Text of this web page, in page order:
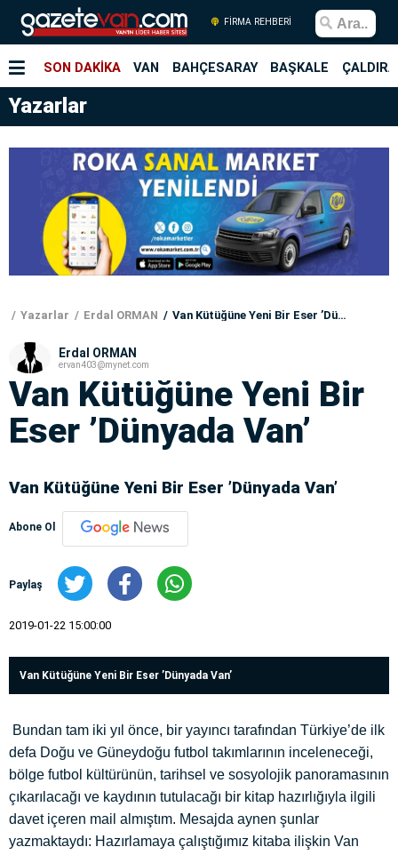
FİRMA REHBERİ
SON DAKİKA VAN BAHÇESARAY BAŞKALE
Yazarlar
Yazarlar Erdal ORMAN Van Kütüğüne Yeni Bir Eser ’Dünyada Van’
Erdal ORMAN
ervan403@mynet.com
Van Kütüğüne Yeni Bir
Eser ’Dünyada Van’
Van Kütüğüne Yeni Bir Eser ’Dünyada Van’
Abone Ol
Paylaş
2019-01-22 15:00:00
Van Kütüğüne Yeni Bir Eser ’Dünyada Van’
Bundan tam iki yıl önce, bir yayıncı tarafından Türkiye’de ilk
defa Doğu ve Güneydoğu futbol takımlarının inceleneceği,
bölge futbol kültürünün, tarihsel ve sosyolojik panoramasının
çıkarılacağı ve kaydının tutulacağı bir kitap hazırlığıyla ilgili
davet içeren mail almıştım. Mesajda aynen şunlar
yazmaktaydı: Hazırlamaya çalıştığımız kitaba ilişkin Van